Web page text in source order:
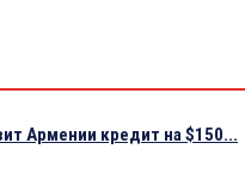
Армении кредит на $150...